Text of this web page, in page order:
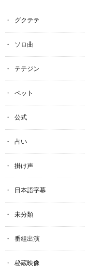
グクテテ
ソロ曲
テテジン
ペット
公式
占い
掛け声
日本語字幕
未分類
番組出演
秘蔵映像